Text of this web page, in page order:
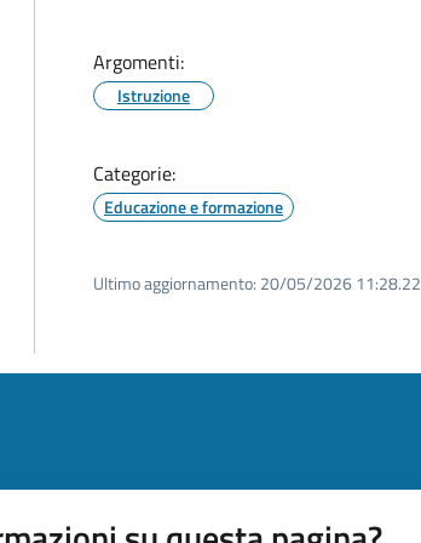
Argomenti:
Istruzione
Categorie:
Educazione e formazione
Ultimo aggiornamento: 20/05/2026 11:28.22